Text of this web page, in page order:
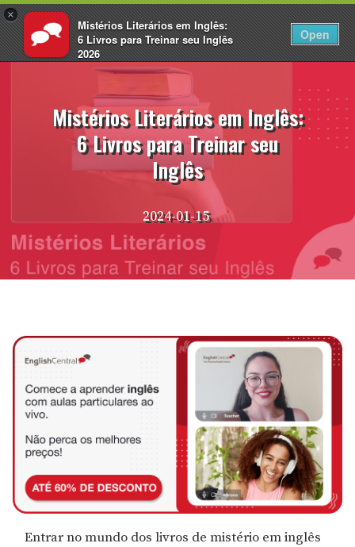
×
Mistérios Literários em Inglês:
6 Livros para Treinar seu Inglês
2026
EnglishCentral
Open
Fazer login PT
Pular
conteúdoMistérios Literários em Inglês:
6 Livros para Treinar seu
Inglês
2024-01-15
Entrar no mundo dos livros de mistério em inglês